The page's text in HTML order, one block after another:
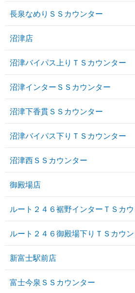
長泉なめりＳＳカウンター
沼津店
沼津バイパス上りＴＳカウンター
沼津インターＳＳカウンター
沼津下香貫ＳＳカウンター
沼津バイパス下りＴＳカウンター
沼津西ＳＳカウンター
御殿場店
ルート２４６裾野インターＴＳカ
ルート２４６御殿場下りＴＳカウ
新富士駅前店
富士今泉ＳＳカウンター